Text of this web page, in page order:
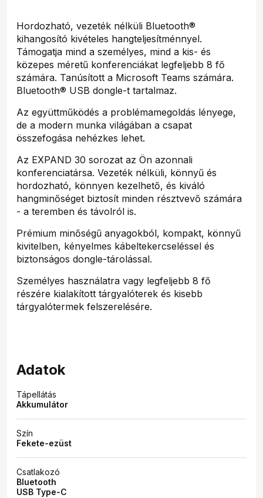
Hordozható, vezeték nélküli Bluetooth®
kihangosító kivételes hangteljesítménnyel.
Támogatja mind a személyes, mind a kis- és
közepes méretű konferenciákat legfeljebb 8 fő
számára. Tanúsított a Microsoft Teams számára.
Bluetooth® USB dongle-t tartalmaz.
Az együttműködés a problémamegoldás lényege,
de a modern munka világában a csapat
összefogása nehézkes lehet.
Az EXPAND 30 sorozat az Ön azonnali
konferenciatársa. Vezeték nélküli, könnyű és
hordozható, könnyen kezelhető, és kiváló
hangminőséget biztosít minden résztvevő számára
- a teremben és távolról is.
Prémium minőségű anyagokból, kompakt, könnyű
kivitelben, kényelmes kábeltekercseléssel és
biztonságos dongle-tárolással.
Személyes használatra vagy legfeljebb 8 fő
részére kialakított tárgyalóterek és kisebb
tárgyalótermek felszerelésére.
Adatok
Tápellátás
Akkumulátor
Szín
Fekete-ezüst
Csatlakozó
Bluetooth
USB Type-C